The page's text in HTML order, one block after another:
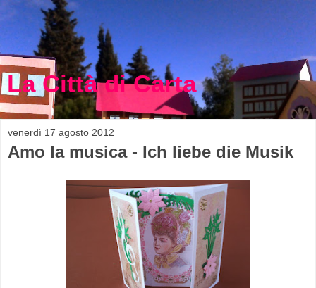
La Città di Carta
venerdì 17 agosto 2012
Amo la musica - Ich liebe die Musik